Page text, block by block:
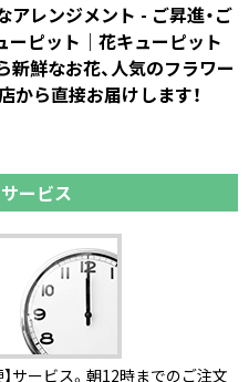
レンジメント - ご昇進・ご
ーピット｜花キューピット
鮮なお花、人気のフラワー
から直接お届けします！
ービス
サービス。朝12時までのご注文